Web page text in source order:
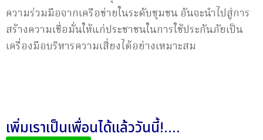
ความร่วมมือจากเครือข่ายในระดับชุมชน อันจะนำไปสู่การ
สร้างความเชื่อมั่นให้แก่ประชาชนในการใช้ประกันภัยเป็น
เครื่องมือบริหารความเสี่ยงได้อย่างเหมาะสม
เพิ่มเราเป็นเพื่อนได้แล้ววันนี้!....